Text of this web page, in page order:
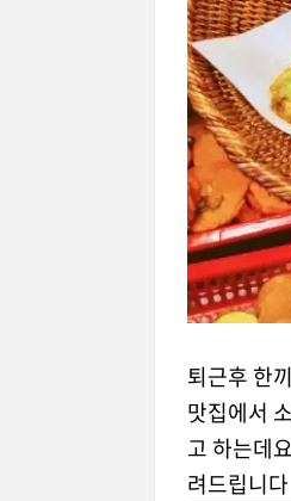
퇴근후 한
맛집에서
고 하는데
려드립니다